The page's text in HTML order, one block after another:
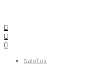
Salotos